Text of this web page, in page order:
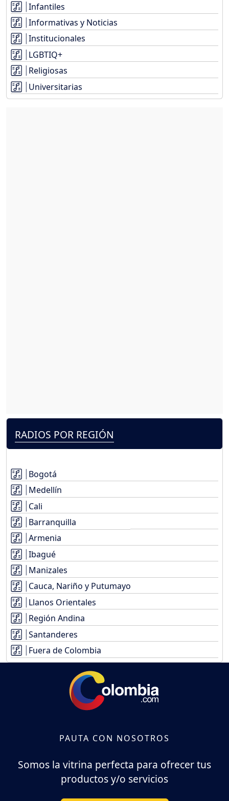
Infantiles
Informativas y Noticias
Institucionales
LGBTIQ+
Religiosas
Universitarias
RADIOS POR REGIÓN
Bogotá
Medellín
Cali
Barranquilla
Armenia
Ibagué
Manizales
Cauca, Nariño y Putumayo
Llanos Orientales
Región Andina
Santanderes
Fuera de Colombia
PAUTA CON NOSOTROS
Somos la vitrina perfecta para ofrecer tus
productos y/o servicios